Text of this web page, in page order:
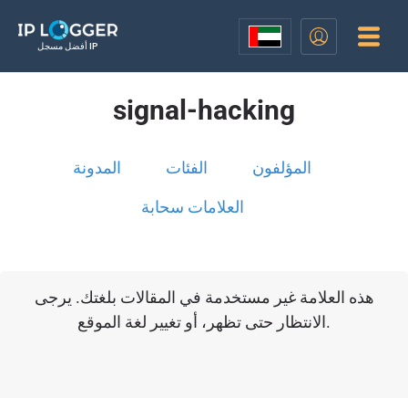
أفضل مسجل IP
signal-hacking
المدونة الفئات المؤلفون
العلامات سحابة